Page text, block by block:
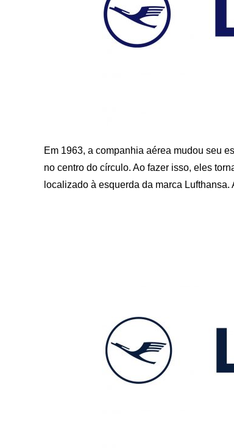
Em 1963, a companhia aérea mudou seu
no centro do círculo. Ao fazer isso, eles
localizado à esquerda da marca